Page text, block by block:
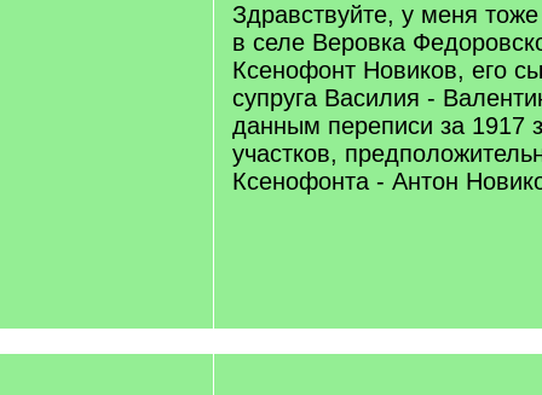
Здравствуйте, у меня
в селе Веровка
Ксенофонт Новиков, его
супруга Василия -
данным переписи за 1917
участков,
Ксенофонта - Антон